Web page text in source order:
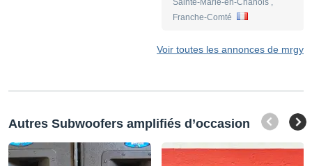
Sainte-Marie-en-Chanois ,
Franche-Comté
Voir toutes les annonces de mrgy
Autres Subwoofers amplifiés d’occasion